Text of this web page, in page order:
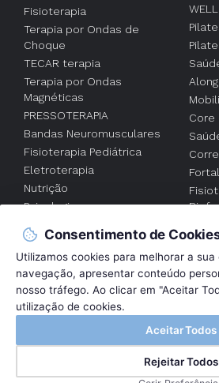
Fisioterapia
Terapia por Ondas de
Choque
TECAR terapia
Terapia por Ondas
Magnéticas
PRESSOTERAPIA
Bandas Neuromusculares
Fisioterapia Pediátrica
Eletroterapia
Nutrição
Psicologia
Core
Consentimento de
Utilizamos cookies para melhorar a
navegação, apresentar conteúdo
nosso tráfego. Ao clicar em "Aceitar
utilização de cookies.
Rejeitar Todos
Aceitar Todos